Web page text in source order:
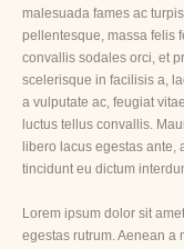
malesuada fames ac
pellentesque, massa felis
convallis sodales orci, et
scelerisque in facilisis a,
a vulputate ac, feugiat
luctus tellus convallis.
libero lacus egestas ante,
tincidunt eu dictum
Lorem ipsum dolor sit
egestas rutrum. Aenean a